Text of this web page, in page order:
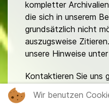
kompletter
die sich in unserem
grundsätzlich nicht
auszugsweise
unsere Hinweise unter
Kontaktieren Sie uns
Wir benutzen